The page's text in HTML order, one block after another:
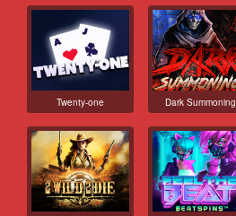
Twenty-one Dark Summoning